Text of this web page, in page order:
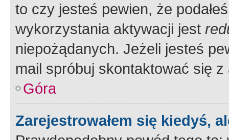
to czy jesteś pewien, że
wykorzystania aktywacji jest
niepożądanych. Jeżeli jesteś
mail spróbuj skontaktować się
Góra
Zarejestrowałem się kiedyś,